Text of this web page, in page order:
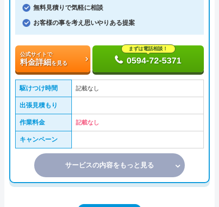
無料見積りで気軽に相談
お客様の事を考え思いやりある提案
公式サイトで
料金詳細を見る
まずは電話相談！
0594-72-5371
駆けつけ時間 記載なし
出張見積もり
作業料金 記載なし
キャンペーン
サービスの内容をもっと見る